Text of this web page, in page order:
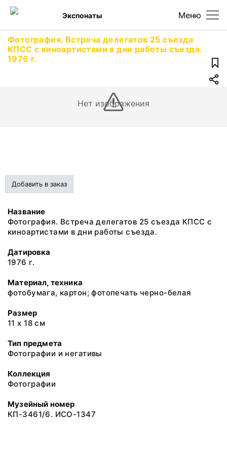
Меню
Экспонаты
Фотография. Встреча делегатов 25 съезда
КПСС с киноартистами в дни работы съезда.
1976 г.
Нет изображения
Добавить в заказ
Название
Фотография. Встреча делегатов 25 съезда КПСС с
киноартистами в дни работы съезда.
Датировка
1976 г.
Материал, техника
фотобумага, картон; фотопечать черно-белая
Размер
11 х 18 см
Тип предмета
Фотографии и негативы
Коллекция
Фотографии
Музейный номер
КП-3461/6. ИСО-1347